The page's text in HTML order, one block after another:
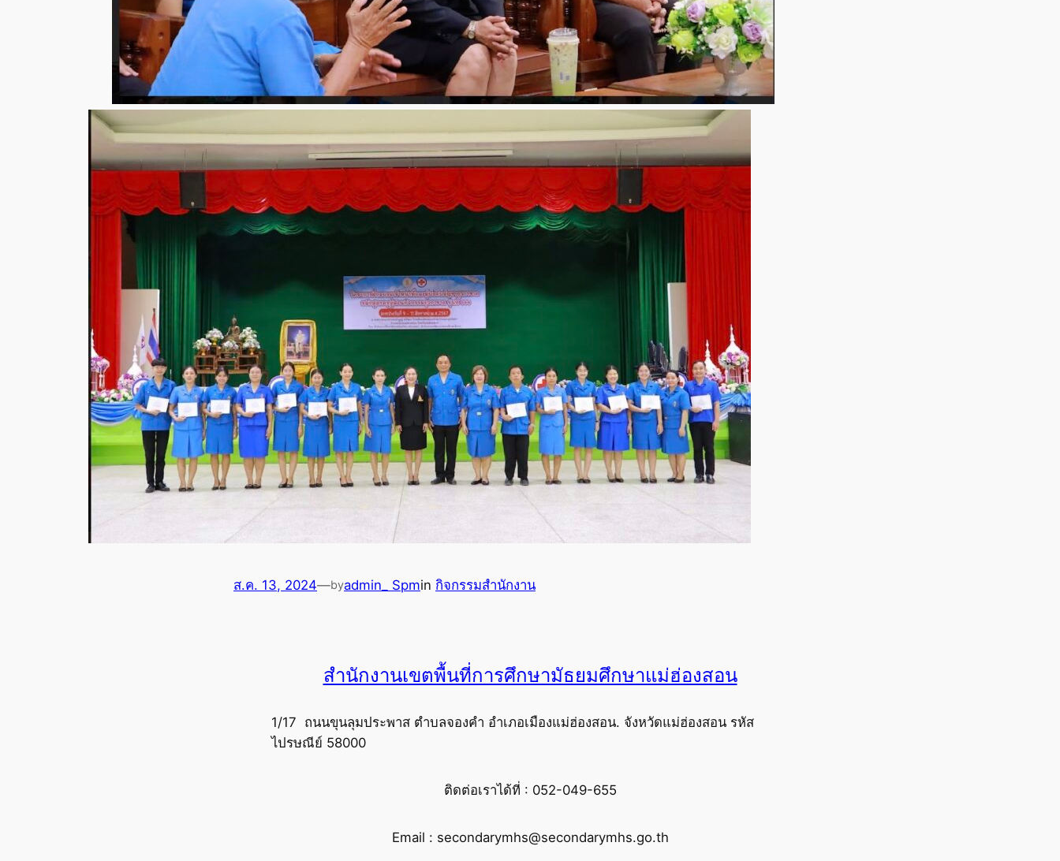
ส.ค. 13, 2024—byadmin_ Spmin กิจกรรมสำนักงาน
สำนักงานเขตพื้นที่การศึกษามัธยมศึกษาแม่ฮ่องสอน
1/17 ถนนขุนลุมประพาส ตำบลจองคำ อำเภอเมืองแม่ฮ่องสอน. จังหวัดแม่ฮ่องสอน รหัส
ไปรษณีย์ 58000
ติดต่อเราได้ที่ : 052-049-655
Email : secondarymhs@secondarymhs.go.th